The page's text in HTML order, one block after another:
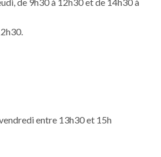
entre 13h30 et 15h